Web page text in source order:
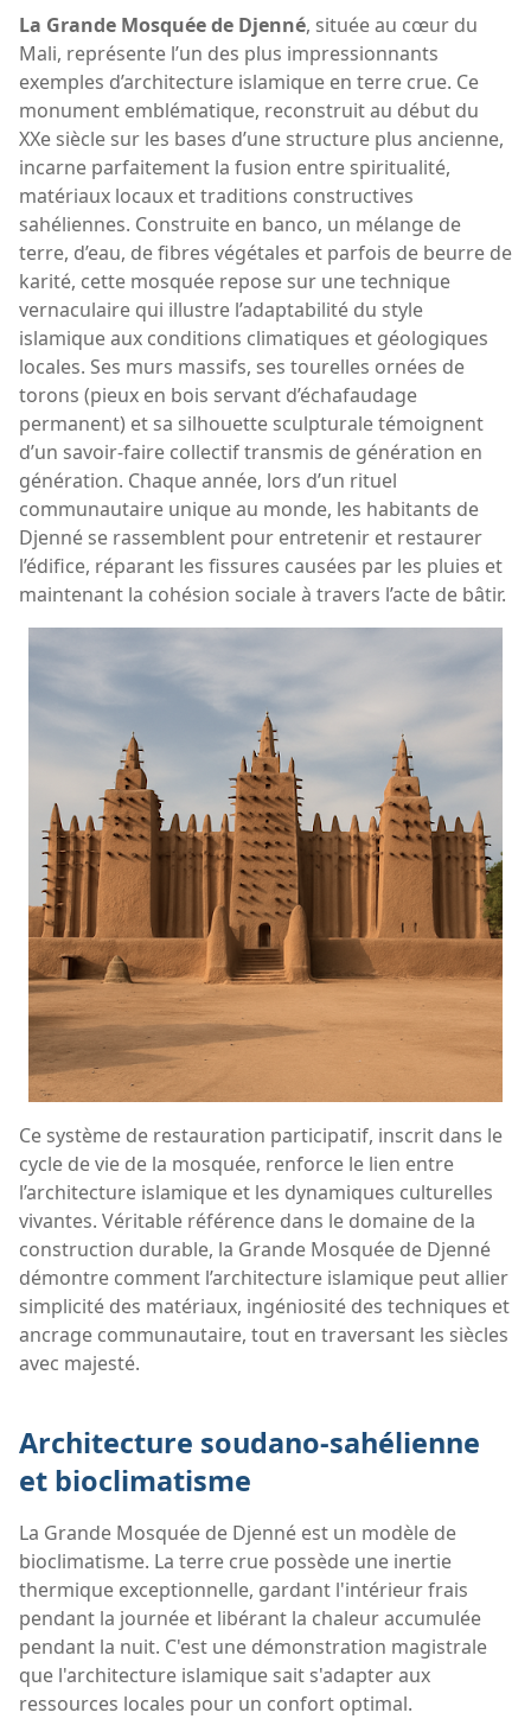
La Grande Mosquée de Djenné, située au cœur du
Mali, représente l’un des plus impressionnants
exemples d’architecture islamique en terre crue. Ce
monument emblématique, reconstruit au début du
XXe siècle sur les bases d’une structure plus ancienne,
incarne parfaitement la fusion entre spiritualité,
matériaux locaux et traditions constructives
sahéliennes. Construite en banco, un mélange de
terre, d’eau, de fibres végétales et parfois de beurre de
karité, cette mosquée repose sur une technique
vernaculaire qui illustre l’adaptabilité du style
islamique aux conditions climatiques et géologiques
locales. Ses murs massifs, ses tourelles ornées de
torons (pieux en bois servant d’échafaudage
permanent) et sa silhouette sculpturale témoignent
d’un savoir-faire collectif transmis de génération en
génération. Chaque année, lors d’un rituel
communautaire unique au monde, les habitants de
Djenné se rassemblent pour entretenir et restaurer
l’édifice, réparant les fissures causées par les pluies et
maintenant la cohésion sociale à travers l’acte de bâtir.
Ce système de restauration participatif, inscrit dans le
cycle de vie de la mosquée, renforce le lien entre
l’architecture islamique et les dynamiques culturelles
vivantes. Véritable référence dans le domaine de la
construction durable, la Grande Mosquée de Djenné
démontre comment l’architecture islamique peut allier
simplicité des matériaux, ingéniosité des techniques et
ancrage communautaire, tout en traversant les siècles
avec majesté.
Architecture soudano-sahélienne
et bioclimatisme
La Grande Mosquée de Djenné est un modèle de
bioclimatisme. La terre crue possède une inertie
thermique exceptionnelle, gardant l'intérieur frais
pendant la journée et libérant la chaleur accumulée
pendant la nuit. C'est une démonstration magistrale
que l'architecture islamique sait s'adapter aux
ressources locales pour un confort optimal.